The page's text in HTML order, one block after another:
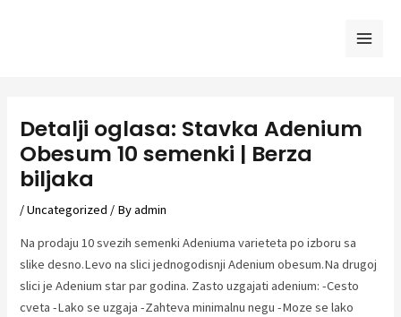
Detalji oglasa: Stavka Adenium
Obesum 10 semenki | Berza
biljaka
/Uncategorized / Byadmin
Na prodaju 10 svezih semenki Adeniuma varieteta po izboru sa
slike desno.Levo na slici jednogodisnji Adenium obesum.Na drugoj
slici je Adenium star par godina. Zasto uzgajati adenium: -Cesto
cveta -Lako se uzgaja -Zahteva minimalnu negu -Moze se lako